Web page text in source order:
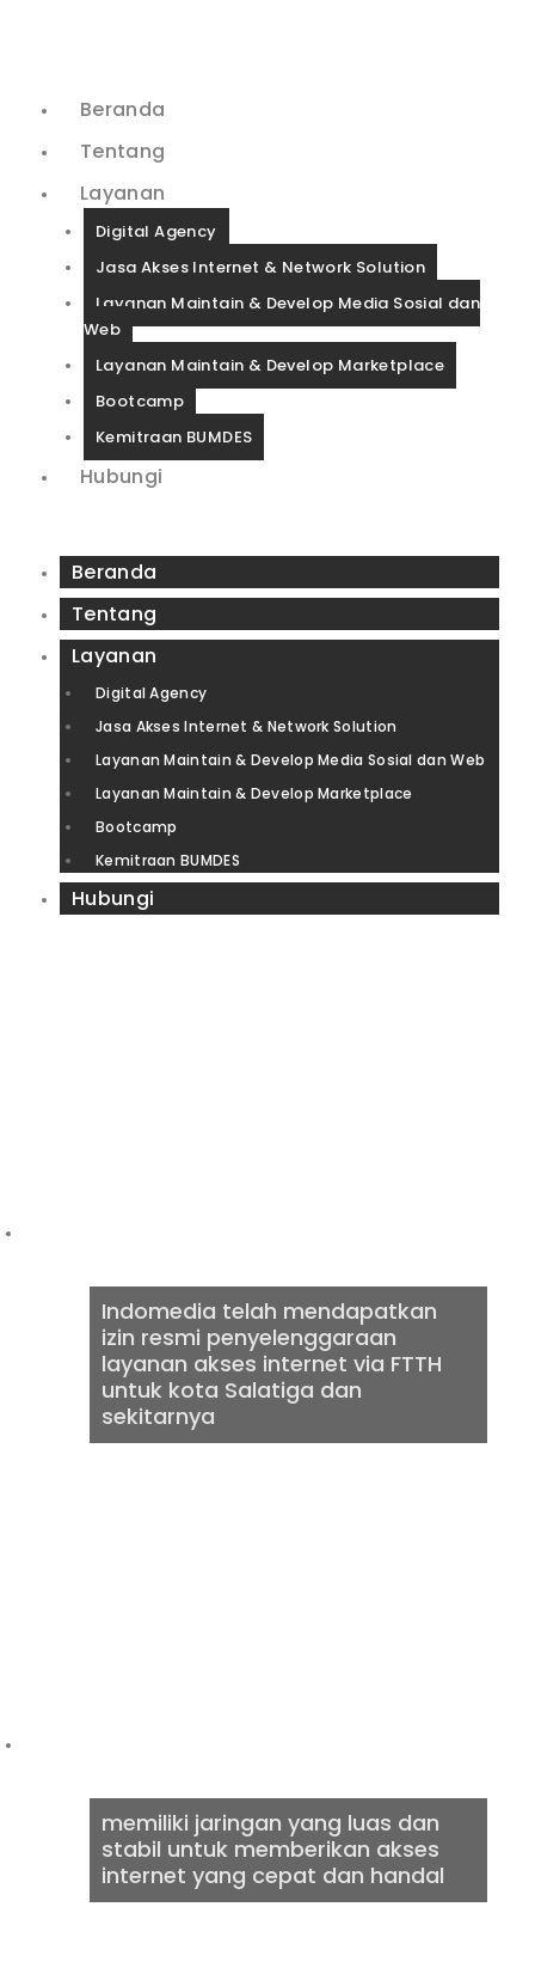
Beranda
Tentang
Layanan
Digital Agency
Jasa Akses Internet & Network Solution
Layanan Maintain & Develop Media Sosial dan
Web
Layanan Maintain & Develop Marketplace
Bootcamp
Kemitraan BUMDES
Hubungi
Beranda
Tentang
Layanan
Digital Agency
Jasa Akses Internet & Network Solution
Layanan Maintain & Develop Media Sosial dan Web
Layanan Maintain & Develop Marketplace
Bootcamp
Kemitraan BUMDES
Hubungi
Indomedia telah mendapatkan
izin resmi penyelenggaraan
layanan akses internet via FTTH
untuk kota Salatiga dan
sekitarnya
memiliki jaringan yang luas dan
stabil untuk memberikan akses
internet yang cepat dan handal